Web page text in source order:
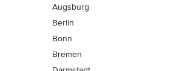
Augsburg
Berlin
Bonn
Bremen